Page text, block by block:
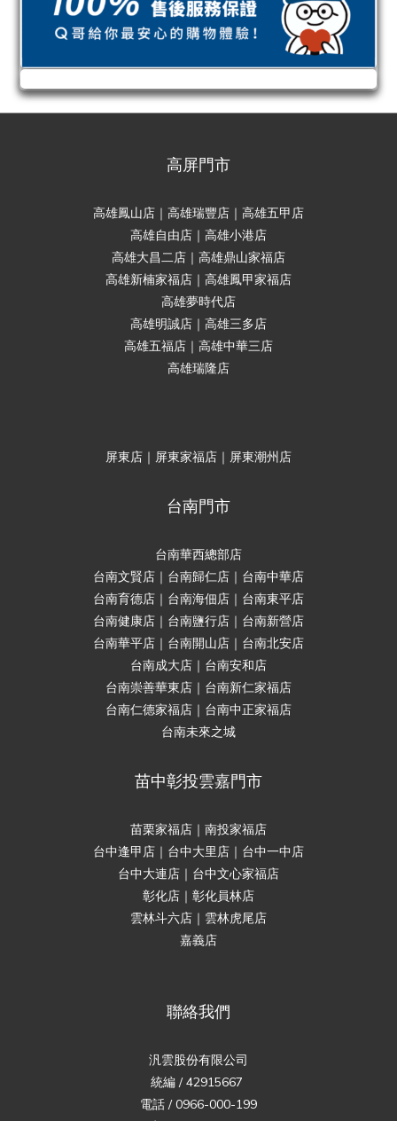
高屏門市
高雄鳳山店｜高雄瑞豐店｜高雄五甲店
高雄自由店｜高雄小港店
高雄大昌二店｜高雄鼎山家福店
高雄新楠家福店｜高雄鳳甲家福店
高雄夢時代店
高雄明誠店｜高雄三多店
高雄五福店｜高雄中華三店
高雄瑞隆店
屏東店｜屏東家福店｜屏東潮州店
台南門市
台南華西總部店
台南文賢店｜台南歸仁店｜台南中華店
台南育德店｜台南海佃店｜台南東平店
台南健康店｜台南鹽行店｜台南新營店
台南華平店｜台南開山店｜台南北安店
台南成大店｜台南安和店
台南崇善華東店｜台南新仁家福店
台南仁德家福店｜台南中正家福店
台南未來之城
苗中彰投雲嘉門市
苗栗家福店｜南投家福店
台中逢甲店｜台中大里店｜台中一中店
台中大連店｜台中文心家福店
彰化店｜彰化員林店
雲林斗六店｜雲林虎尾店
嘉義店
聯絡我們
汎雲股份有限公司
統編 / 42915667
電話 / 0966-000-199